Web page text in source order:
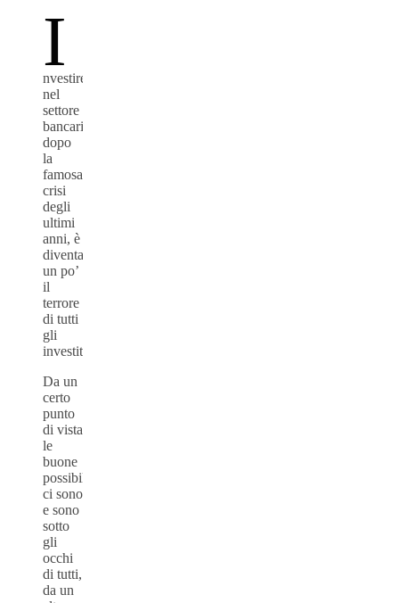
I
nvestire
nel
settore
bancario,
dopo
la
famosa
crisi
degli
ultimi
anni, è
diventato
un po’
il
terrore
di tutti
gli
investitori.
Da un
certo
punto
di vista
le
buone
possibilità
ci sono
e sono
sotto
gli
occhi
di tutti,
da un